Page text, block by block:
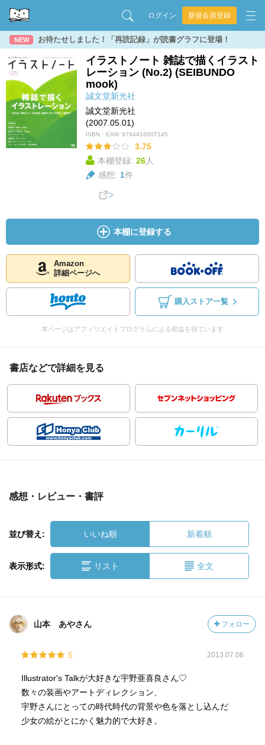
ログイン 新規会員登録
NEW お待たせしました！「再読記録」が読書グラフに登場！
イラストノート 雑誌で描くイラスト
レーション (No.2) (SEIBUNDO
mook)
誠文堂新光社
誠文堂新光社
(2007.05.01)
ISBN・EAN: 9784416607145
3.75
本棚登録: 26人
感想: 1件
本棚に登録する
Amazon
詳細ページへ
購入ストア一覧
本ページはアフィリエイトプログラムによる収益を得ています
書店などで詳細を見る
感想・レビュー・書評
並び替え: いいね順 新着順
表示形式: リスト 全文
山本 あやさん フォロー
5 2013.07.06
Illustrator's Talkが大好きな宇野亜喜良さん♡
数々の装画やアートディレクション、
宇野さんにとっての時代時代の背景や色を落とし込んだ
少女の絵がとにかく魅力的で大好き。